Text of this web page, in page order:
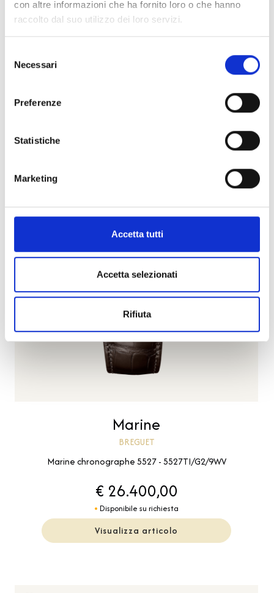
con altre informazioni che ha fornito loro o che hanno
raccolto dal suo utilizzo dei loro servizi.
delNecessari
Preferenze
Statistiche
Marketing
Accetta tutti
Accetta selezionati
Rifiuta
BREGUET
Marine chronographe 5527 - 5527TI/G2/5WV
Marine
BREGUET
Marine chronographe 5527 - 5527TI/G2/9WV
€ 26.400,00
Disponibile su richiesta
Visualizza articolo